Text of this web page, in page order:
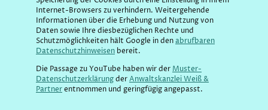
Internet-Browsers zu verhindern. Weitergehende
Informationen über die Erhebung und Nutzung von
Daten sowie Ihre diesbezüglichen Rechte und
Schutzmöglichkeiten hält Google in denabrufbaren
Datenschutzhinweisen bereit.
Die Passage zu YouTube haben wir der Muster-
DatenschutzerklärungderAnwaltskanzlei Weiß &
Partnerentnommen und geringfügig angepasst.